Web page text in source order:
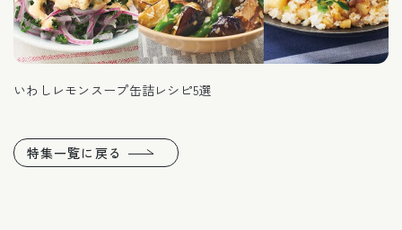
いわしレモンスープ缶詰レシピ5選
特集一覧に戻る